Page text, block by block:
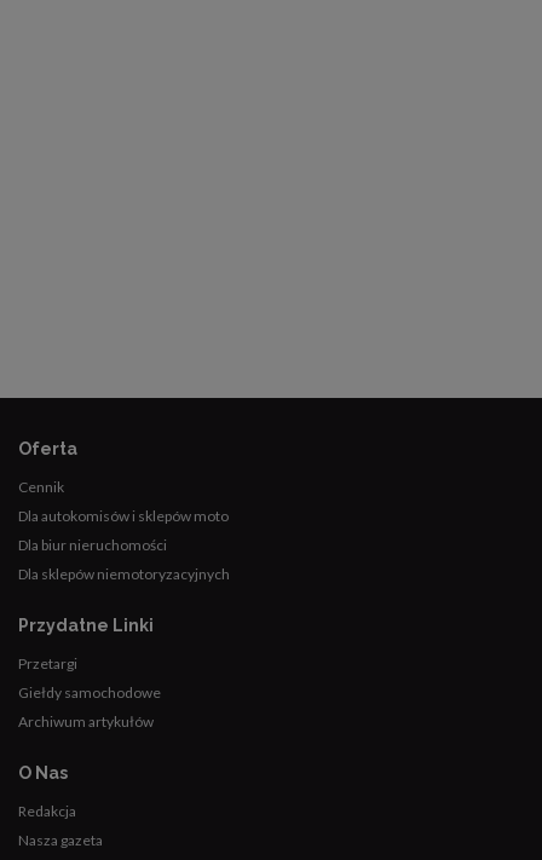
Oferta
Cennik
Dla autokomisów i sklepów moto
Dla biur nieruchomości
Dla sklepów niemotoryzacyjnych
Przydatne Linki
Przetargi
Giełdy samochodowe
Archiwum artykułów
O Nas
Redakcja
Nasza gazeta